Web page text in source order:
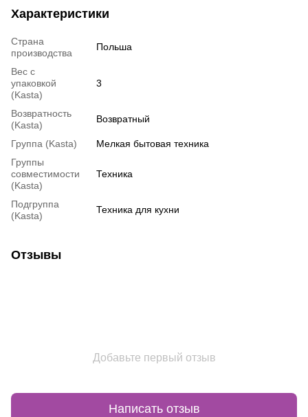
Характеристики
Страна
производства
Польша
Вес с
упаковкой
(Kasta)
3
Возвратность
(Kasta)
Возвратный
Группа (Kasta)
Мелкая бытовая техника
Группы
совместимости
(Kasta)
Техника
Подгруппа
(Kasta)
Техника для кухни
Отзывы
Добавьте первый отзыв
Написать отзыв